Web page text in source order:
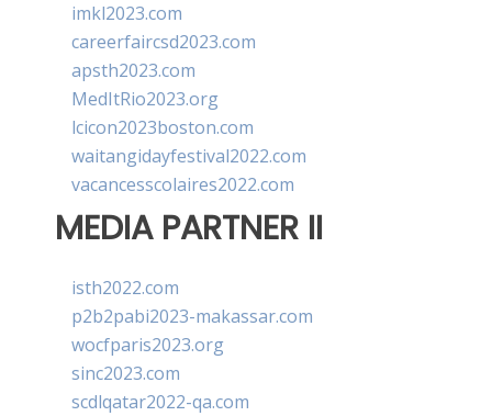
imkl2023.com
careerfaircsd2023.com
apsth2023.com
MedItRio2023.org
lcicon2023boston.com
waitangidayfestival2022.com
vacancesscolaires2022.com
MEDIA PARTNER II
isth2022.com
p2b2pabi2023-makassar.com
wocfparis2023.org
sinc2023.com
scdlqatar2022-qa.com